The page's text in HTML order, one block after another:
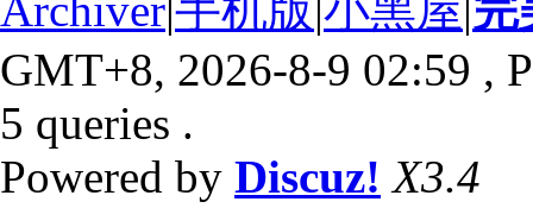
GMT+8, 2026-8-9 02:59 ,
5 queries .
Powered by Discuz! X3.4